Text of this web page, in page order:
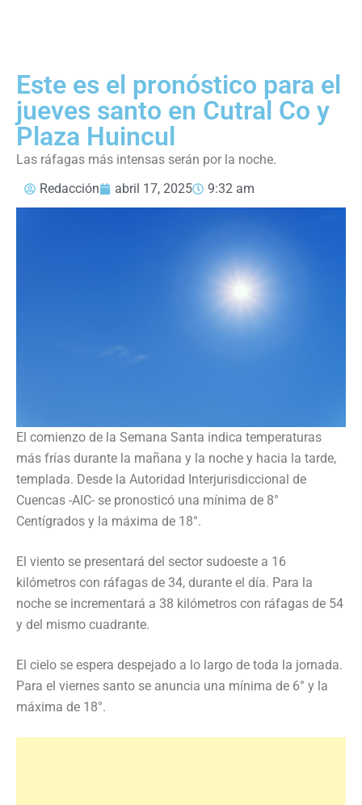
Este es el pronóstico para el
jueves santo en Cutral Co y
Plaza Huincul
Las ráfagas más intensas serán por la noche.
Redacción
abril 17, 2025 9:32 am
El comienzo de la Semana Santa indica temperaturas
más frías durante la mañana y la noche y hacia la tarde,
templada. Desde la Autoridad Interjurisdiccional de
Cuencas -AIC- se pronosticó una mínima de 8°
Centígrados y la máxima de 18°.
El viento se presentará del sector sudoeste a 16
kilómetros con ráfagas de 34, durante el día. Para la
noche se incrementará a 38 kilómetros con ráfagas de 54
y del mismo cuadrante.
El cielo se espera despejado a lo largo de toda la jornada.
Para el viernes santo se anuncia una mínima de 6° y la
máxima de 18°.